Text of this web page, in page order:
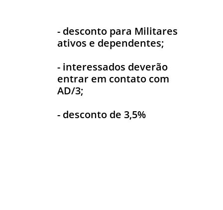
- desconto para Militares
ativos e dependentes;
- interessados deverão
entrar em contato com
AD/3;
- desconto de 3,5%